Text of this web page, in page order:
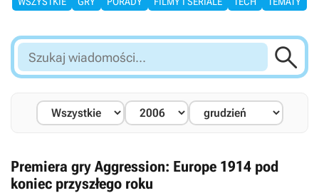
Szukaj
wiadomości...

Premiera gry Aggression: Europe 1914 pod
koniec przyszłego roku